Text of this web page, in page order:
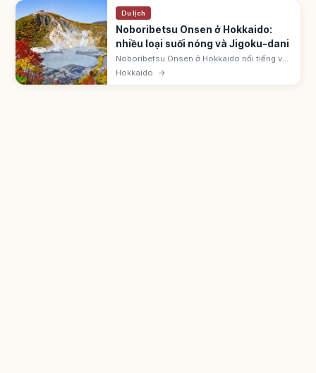
Du lịch
Noboribetsu Onsen ở Hokkaido:
nhiều loại suối nóng và Jigoku-dani
Noboribetsu Onsen ở Hokkaido nổi tiếng với
nhiều loại suối nóng như lưu huỳnh, clorua,
Hokkaido →